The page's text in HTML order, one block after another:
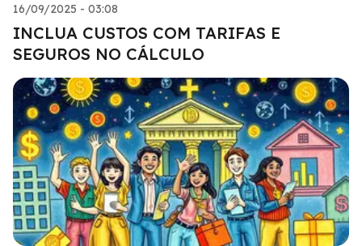
16/09/2025 - 03:08
INCLUA CUSTOS COM TARIFAS E
SEGUROS NO CÁLCULO